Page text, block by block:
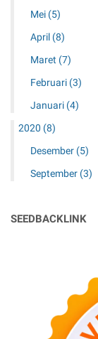
Mei (5)
April (8)
Maret (7)
Februari (3)
Januari (4)
2020 (8)
Desember (5)
September (3)
SEEDBACKLINK